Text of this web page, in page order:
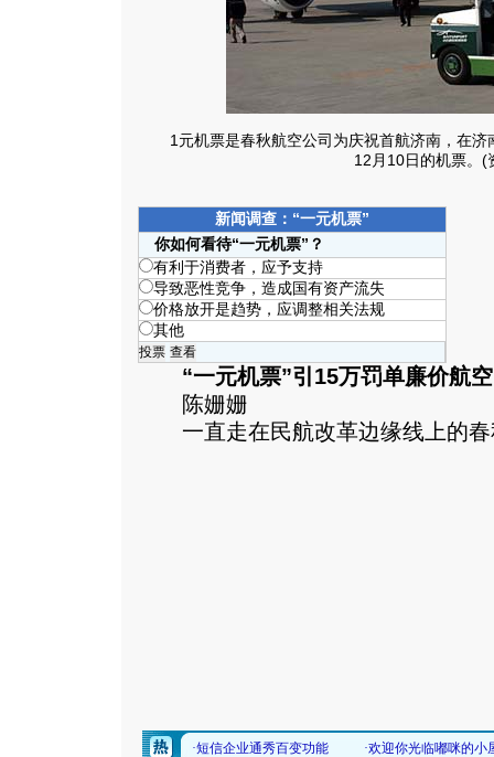
1元机票是春秋航空公司为庆祝首航济南，在
12月10日的机票。(
新闻调查：“一元机票”
你如何看待“一元机票”？
有利于消费者，应予支持
导致恶性竞争，造成国有资产流失
价格放开是趋势，应调整相关法规
其他
“一元机票”引15万罚单廉价航空
陈姗姗
一直走在民航改革边缘线上的春